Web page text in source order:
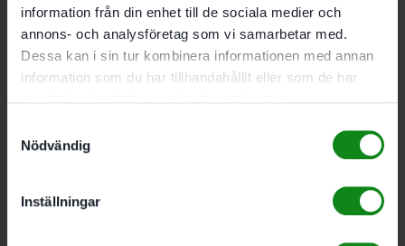
information från din enhet till de sociala medier och
annons- och analysföretag som vi samarbetar med.
Dessa kan i sin tur kombinera informationen med annan
information som du har tillhandahållit eller som de har
Nödvändig
Inställningar
Festool Longlife-filtersäck Longlife-FIS-CT 26
2908
kr
Lägg till i varukorg